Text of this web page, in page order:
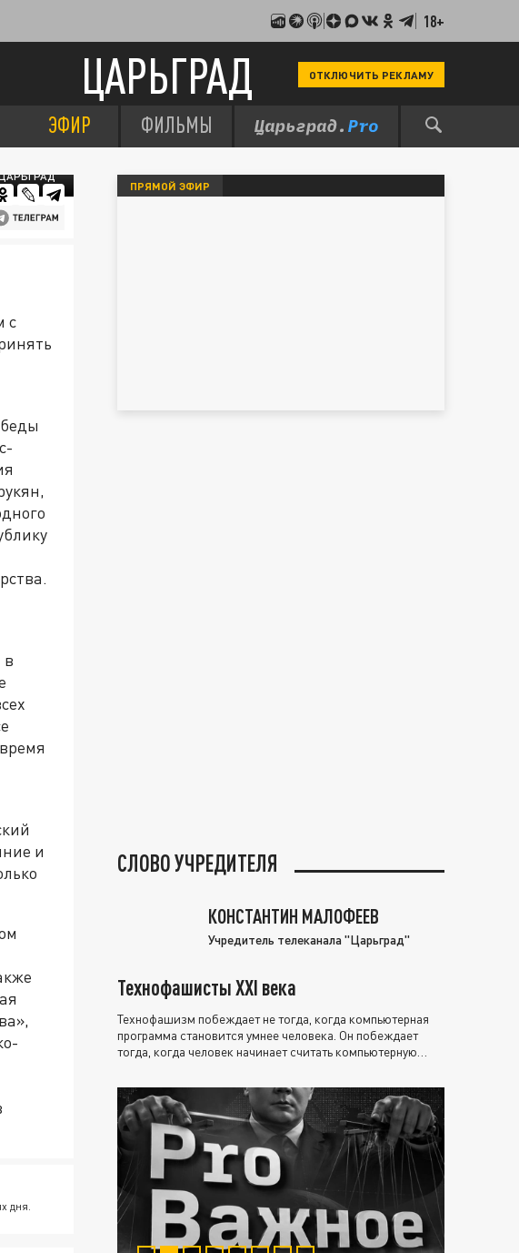
18+
ЦАРЬГРАД ОТКЛЮЧИТЬ РЕКЛАМУ
ЭФИР ФИЛЬМЫ
с
в
и
дня.
ПРЯМОЙ ЭФИР
СЛОВО УЧРЕДИТЕЛЯ
КОНСТАНТИН МАЛОФЕЕВ
Учредитель телеканала "Царьград"
Технофашисты XXI века
Технофашизм побеждает не тогда, когда компьютерная
программа становится умнее человека. Он побеждает
тогда, когда человек начинает считать компьютерную